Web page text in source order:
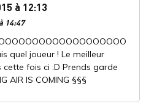
à 12:13
14:47
quel joueur ! Le meilleur
fois ci :D Prends garde
AIR IS COMING §§§